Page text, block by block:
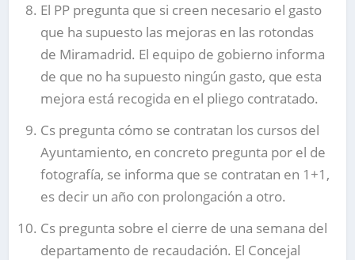
El PP pregunta que si creen necesario el gasto
que ha supuesto las mejoras en las rotondas
de Miramadrid. El equipo de gobierno informa
de que no ha supuesto ningún gasto, que esta
mejora está recogida en el pliego contratado.
Cs pregunta cómo se contratan los cursos del
Ayuntamiento, en concreto pregunta por el de
fotografía, se informa que se contratan en 1+1,
es decir un año con prolongación a otro.
Cs pregunta sobre el cierre de una semana del
departamento de recaudación. El Concejal